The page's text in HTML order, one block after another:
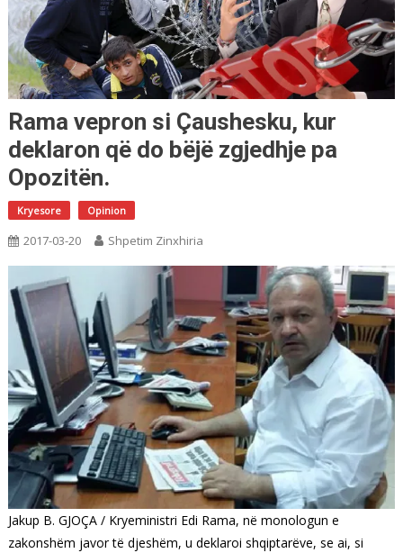
Rama vepron si Çaushesku, kur
deklaron që do bëjë zgjedhje pa
Opozitën.
Kryesore Opinion
2017-03-20 Shpetim Zinxhiria
Jakup B. GJOÇA / Kryeministri Edi Rama, në monologun e
zakonshëm javor të djeshëm, u deklaroi shqiptarëve, se ai, si